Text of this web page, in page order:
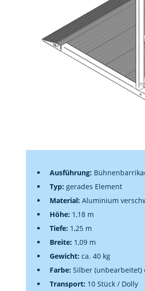
Ausführung:
Typ: gerades Element
Material: Aluminium
Höhe: 1,18 m
Tiefe: 1,25 m
Breite: 1,09 m
Gewicht: ca. 40 kg
Farbe: Silber (unbearbeitet)
Transport: 10 Stück / Dolly